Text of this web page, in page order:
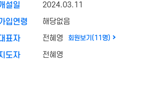
설일
2024.03.11
입연령
해당없음
대표자
전혜영 회원보기(11명)
도자 전혜영